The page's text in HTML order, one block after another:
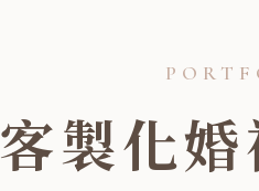
客製化